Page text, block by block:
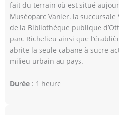
fait du terrain où est situé
Muséoparc Vanier, la succursale
de la Bibliothèque publique
parc Richelieu ainsi que
abrite la seule cabane à sucre
milieu urbain au pays.
Durée : 1 heure